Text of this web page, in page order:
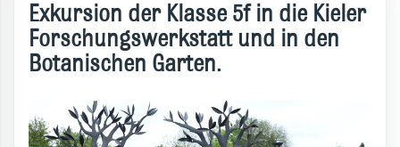
Exkursion der Klasse 5f in die Kieler
Forschungswerkstatt und in den
Botanischen Garten.